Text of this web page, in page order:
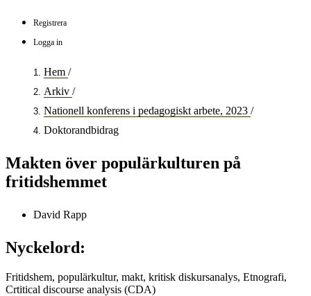
Registrera
Logga in
Hem /
Arkiv /
Nationell konferens i pedagogiskt arbete, 2023 /
Doktorandbidrag
Makten över populärkulturen på
fritidshemmet
David Rapp
Nyckelord:
Fritidshem, populärkultur, makt, kritisk diskursanalys, Etnografi,
Crtitical discourse analysis (CDA)